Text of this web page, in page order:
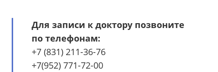
Для записи к доктору позвоните
по телефонам:
+7 (831) 211-36-76
+7(952) 771-72-00